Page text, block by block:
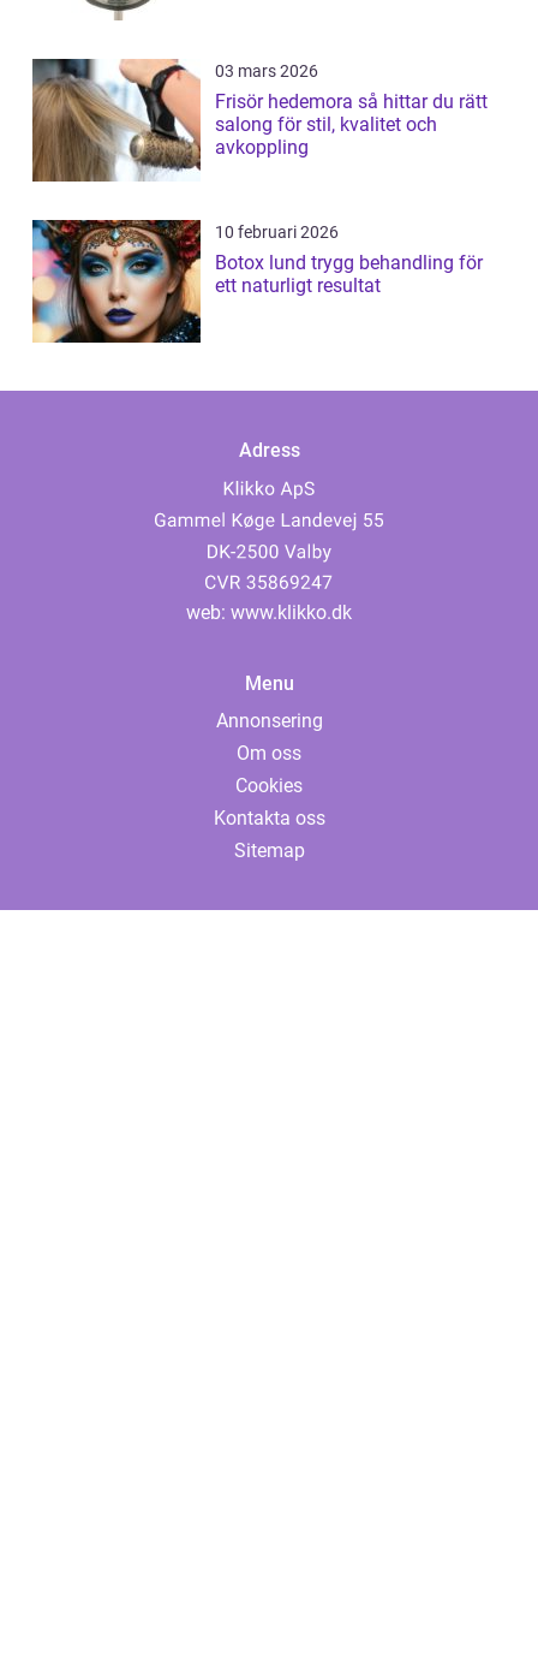
03 mars 2026
Frisör hedemora så hittar du rätt
salong för stil, kvalitet och
avkoppling
10 februari 2026
Botox lund trygg behandling för
ett naturligt resultat
Adress
web: www.klikko.dk
Menu
Annonsering
Om oss
Cookies
Kontakta oss
Sitemap